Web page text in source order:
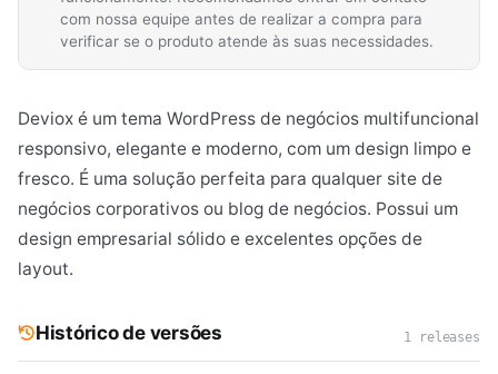
com nossa equipe antes de realizar a compra para
verificar se o produto atende às suas necessidades.
Deviox é um tema WordPress de negócios multifuncional
responsivo, elegante e moderno, com um design limpo e
fresco. É uma solução perfeita para qualquer site de
negócios corporativos ou blog de negócios. Possui um
design empresarial sólido e excelentes opções de
layout.
Histórico de versões 1 releases